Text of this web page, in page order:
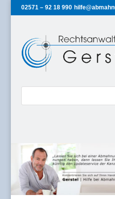
02571 – 92 18 990